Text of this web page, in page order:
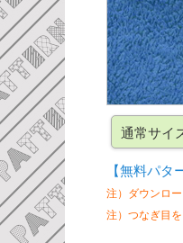
【無料パタ
注）ダウンロ
注）つなぎ目